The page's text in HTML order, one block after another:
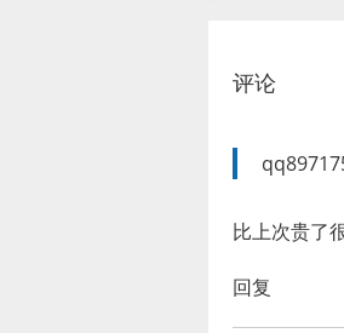
评论
比上次贵了
回复